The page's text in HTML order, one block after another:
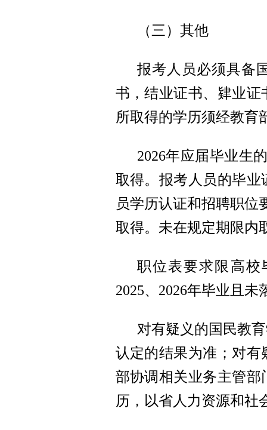
（三）其他
报考人员必须具备
书，结业证书、肄业
所取得的学历须经教育
2026年应届毕业生
取得。报考人员的毕
员学历认证和招聘职位
取得。未在规定期限内
职位表要求限高校
2025、2026年毕业且
对有疑义的国民教
认定的结果为准；对
部协调相关业务主管
历，以省人力资源和社